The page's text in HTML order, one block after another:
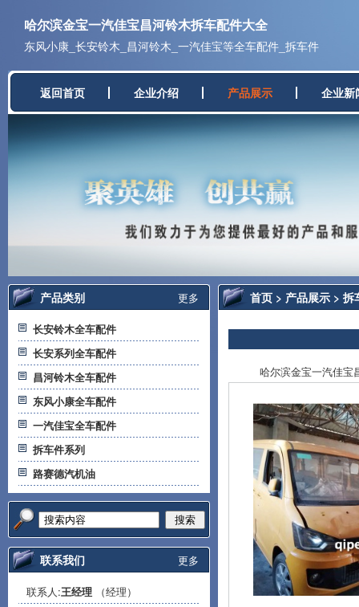
哈尔滨金宝一汽佳宝昌河铃木拆车配件大全
东风小康_长安铃木_昌河铃木_一汽佳宝等全车配件_拆车件
返回首页 企业介绍 产品展示 企业新
更多
产品类别
长安铃木全车配件
长安系列全车配件
昌河铃木全车配件
东风小康全车配件
一汽佳宝全车配件
拆车件系列
路赛德汽机油
搜索
更多
联系我们
联系人:王经理 （经理）
首页 > 产品展示 > 拆
哈尔滨金宝一汽佳宝